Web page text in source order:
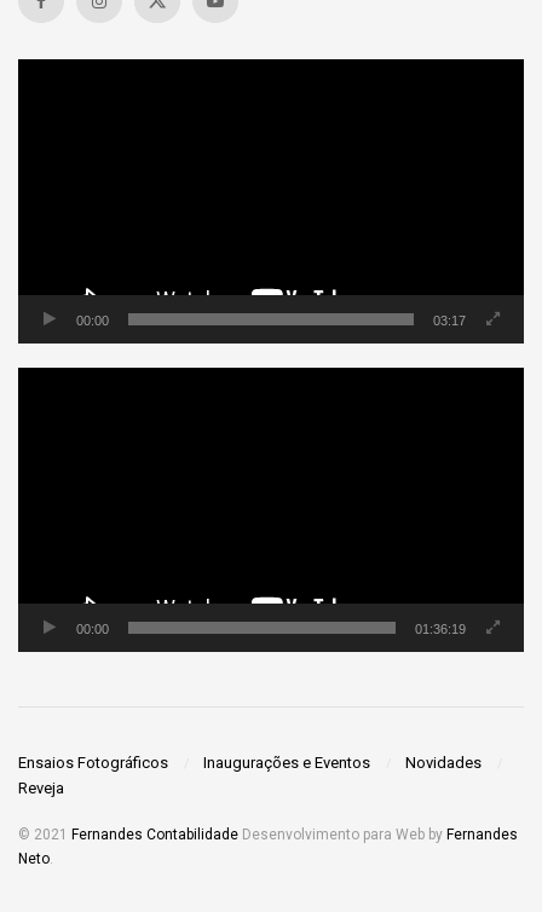
00:00 03:17
00:00 01:36:19
Ensaios Fotográficos Inaugurações e Eventos
Novidades
Reveja
© 2021 Fernandes Contabilidade Desenvolvimento para Web by Fernandes
Neto